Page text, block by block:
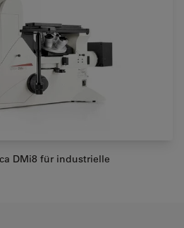
DMi8 für industrielle